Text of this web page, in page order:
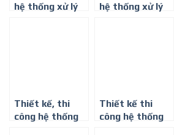
hệ thống xử lý
hệ thống xử lý
Thiết kế, thi
công hệ thống
Thiết kế thi
công hệ thống